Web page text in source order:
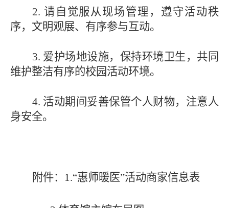
2. 请自觉服从现场管理，遵守活动秩
序，文明观展、有序参与互动。
3. 爱护场地设施，保持环境卫生，共同
维护整洁有序的校园活动环境。
4. 活动期间妥善保管个人财物，注意人
身安全。
附件： 1.“惠师暖医”活动商家信息表